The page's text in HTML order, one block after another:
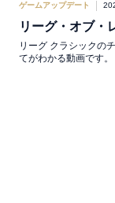
ゲームアップデート
リーグ・オブ・
リーグ クラシックの
てがわかる動画です。